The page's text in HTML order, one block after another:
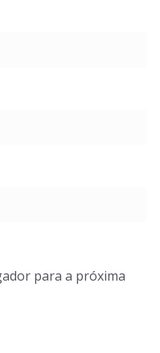
para a próxima